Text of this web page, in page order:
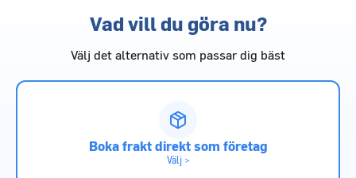
Vad vill du göra nu?
Välj det alternativ som passar dig bäst
Boka frakt direkt som företag
Välj >